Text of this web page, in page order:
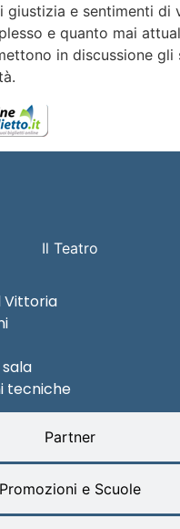
giustizia e sentimenti di
e quanto mai
in discussione gli
Il Teatro
Partner
Promozioni e Scuole
Vittoria
tecniche